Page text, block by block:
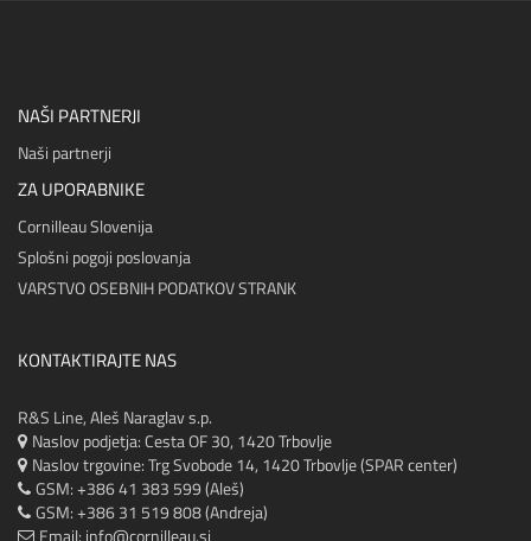
NAŠI PARTNERJI
Naši partnerji
ZA UPORABNIKE
Cornilleau Slovenija
Splošni pogoji poslovanja
VARSTVO OSEBNIH PODATKOV STRANK
KONTAKTIRAJTE NAS
R&S Line, Aleš Naraglav s.p.
Naslov podjetja: Cesta OF 30, 1420 Trbovlje
Naslov trgovine:Trg Svobode 14, 1420 Trbovlje (SPAR center)
GSM: +386 41 383 599 (Aleš)
GSM: +386 31 519 808 (Andreja)
Email: info@cornilleau.si